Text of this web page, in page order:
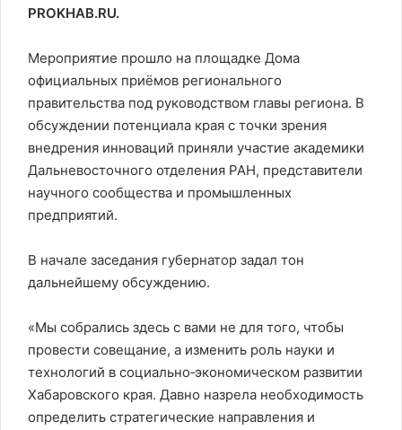
PROKHAB.RU.
Мероприятие прошло на площадке Дома
официальных приёмов регионального
правительства под руководством главы региона. В
обсуждении потенциала края с точки зрения
внедрения инноваций приняли участие академики
Дальневосточного отделения РАН, представители
научного сообщества и промышленных
предприятий.
В начале заседания губернатор задал тон
дальнейшему обсуждению.
«Мы собрались здесь с вами не для того, чтобы
провести совещание, а изменить роль науки и
технологий в социально‑экономическом развитии
Хабаровского края. Давно назрела необходимость
определить стратегические направления и